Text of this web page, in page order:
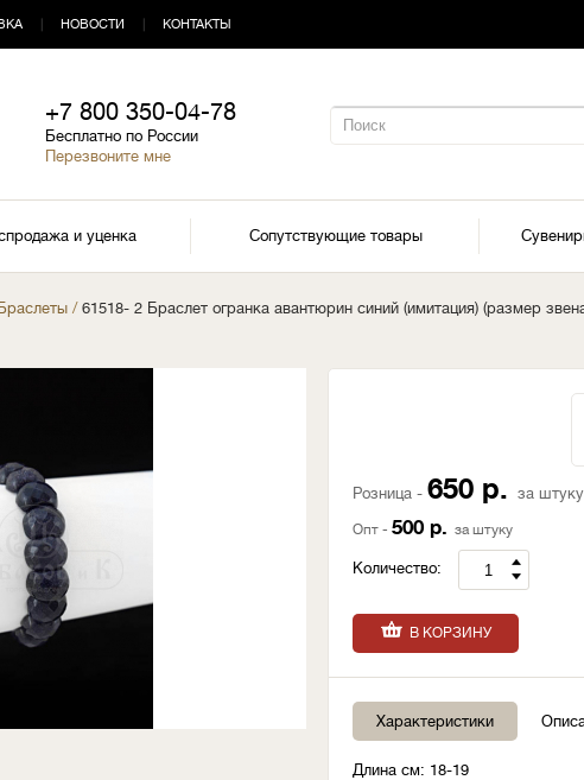
НОВОСТИ КОНТАКТЫ
+7 800 350-04-78
Бесплатно по России
Перезвоните мне
и уценка Сопутствующие товары
Браслеты / 61518- 2 Браслет огранка авантюрин синий (имитация) (размер
Розница - 650 р. за штуку
Опт - 500 р. за штуку
Количество:
В КОРЗИНУ
Характеристики
Длина см: 18-19